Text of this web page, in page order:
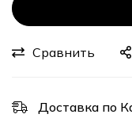
Сравнить
Доставка по